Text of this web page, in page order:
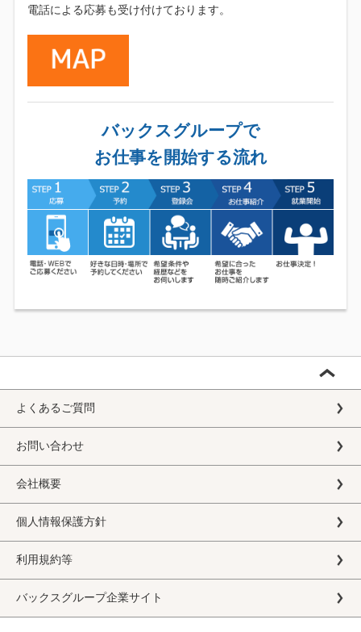
電話による応募も受け付けております。
バックスグループで
お仕事を開始する流れ
よくあるご質問
お問い合わせ
会社概要
個人情報保護方針
利用規約等
バックスグループ企業サイト